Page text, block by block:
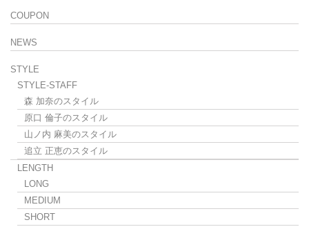
COUPON
NEWS
STYLE
STYLE-STAFF
森 加奈のスタイル
原口 倫子のスタイル
山ノ内 麻美のスタイル
追立 正恵のスタイル
LENGTH
LONG
MEDIUM
SHORT